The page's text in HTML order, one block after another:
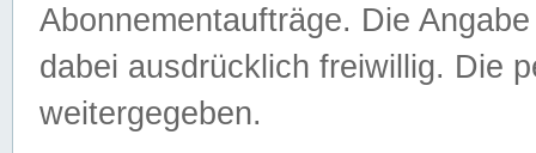
Abonnementaufträge. Die
dabei ausdrücklich freiwillig. Die
weitergegeben.